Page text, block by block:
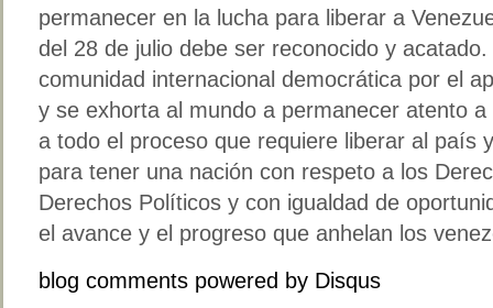
permanecer en la lucha para liberar a
del 28 de julio debe ser reconocido y
comunidad internacional democrática por el
y se exhorta al mundo a permanecer atento
a todo el proceso que requiere liberar al país
para tener una nación con respeto a los
Derechos Políticos y con igualdad de
el avance y el progreso que anhelan los
blog comments powered by Disqus